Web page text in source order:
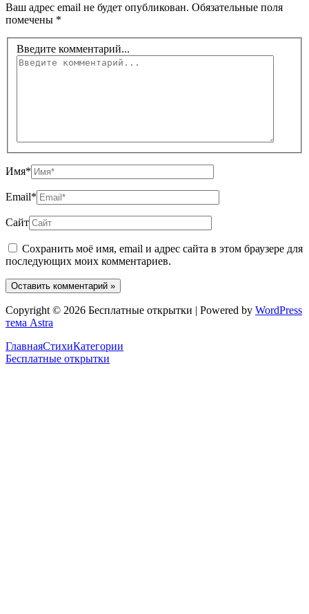
Ваш адрес email не будет опубликован. Обязательные поля
помечены *
Введите комментарий...
Имя*
Email*
Сайт
Сохранить моё имя, email и адрес сайта в этом браузере для
последующих моих комментариев.
Copyright © 2026 Бесплатные открытки | Powered by WordPress
тема Astra
ГлавнаяСтихиКатегории
Бесплатные открытки